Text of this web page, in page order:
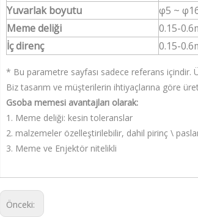
Yuvarlak boyutu
φ5 ~
Meme deliği
0.15-
İç direnç
0.15-
* Bu parametre sayfası sadece referans içindir.
Biz tasarım ve müşterilerin ihtiyaçlarına göre
Gsoba memesi avantajları olarak:
1. Meme deliği: kesin toleranslar
2. malzemeler özelleştirilebilir, dahil pirinç \
3. Meme ve Enjektör nitelikli
Önceki: